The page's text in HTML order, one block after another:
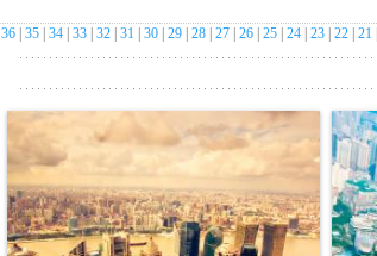
36 35 34 33 32 31 30 29 28 27 26 25 24 23 22 21